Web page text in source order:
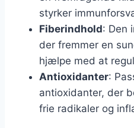
styrker
Fiberindhold: Den
der fremmer en
hjælpe med at
Antioxidanter:
antioxidanter, der
frie radikaler og